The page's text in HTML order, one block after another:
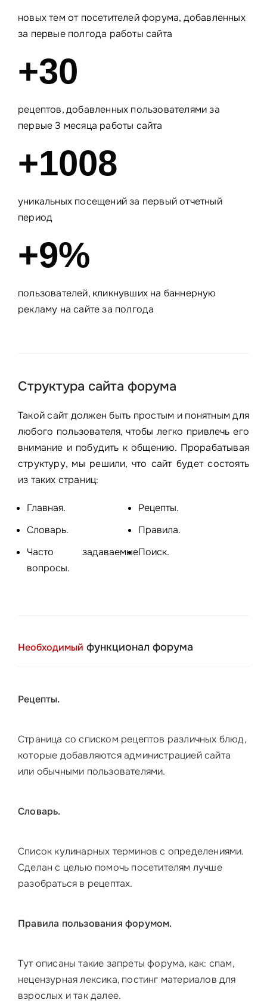
новых тем от посетителей форума, добавленных
за первые полгода работы сайта
+30
рецептов, добавленных пользователями за
первые 3 месяца работы сайта
+1008
уникальных посещений за первый отчетный
период
+9%
пользователей, кликнувших на баннерную
рекламу на сайте за полгода
Структура сайта форума
Такой сайт должен быть простым и понятным для
любого пользователя, чтобы легко привлечь его
внимание и побудить к общению. Прорабатывая
структуру, мы решили, что сайт будет состоять
из таких страниц:
Главная.
Рецепты.
Словарь.
Правила.
Часто задаваемые
вопросы.
Поиск.
Необходимый функционал форума
Рецепты.
Страница со списком рецептов различных блюд,
которые добавляются администрацией сайта
или обычными пользователями.
Словарь.
Список кулинарных терминов с определениями.
Сделан с целью помочь посетителям лучше
разобраться в рецептах.
Правила пользования форумом.
Тут описаны такие запреты форума, как: спам,
нецензурная лексика, постинг материалов для
взрослых и так далее.